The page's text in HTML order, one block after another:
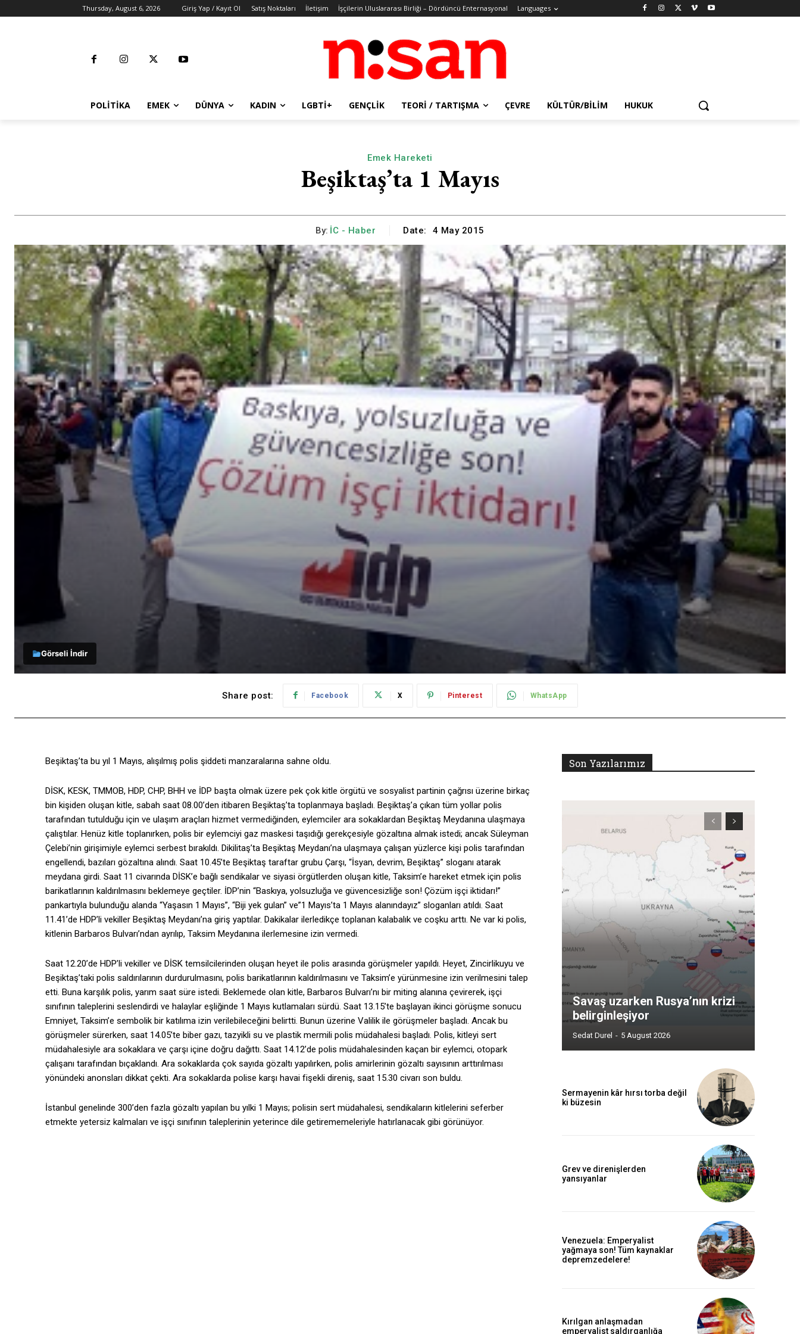
Thursday, August 6, 2026 Giriş Yap / Kayıt Ol Satış Noktaları İletişim İşçilerin Uluslararası Birliği – Dördüncü Enternasyonal Languages
POLITIKA EMEK DÜNYA KADIN LGBTİ+ GENÇLIK TEORI / TARTIŞMA ÇEVRE KÜLTÜR/BILIM HUKUK
Emek Hareketi
Beşiktaş’ta 1 Mayıs
By: İC - Haber Date: 4 May 2015
Görseli İndir
Share post: Facebook X Pinterest WhatsApp
Beşiktaş’ta bu yıl 1 Mayıs, alışılmış polis şiddeti manzaralarına sahne oldu.
DİSK, KESK, TMMOB, HDP, CHP, BHH ve İDP başta olmak üzere pek çok kitle örgütü ve sosyalist partinin çağrısı üzerine birkaç
bin kişiden oluşan kitle, sabah saat 08.00’den itibaren Beşiktaş’ta toplanmaya başladı. Beşiktaş’a çıkan tüm yollar polis
tarafından tutulduğu için ve ulaşım araçları hizmet vermediğinden, eylemciler ara sokaklardan Beşiktaş Meydanına ulaşmaya
çalıştılar. Henüz kitle toplanırken, polis bir eylemciyi gaz maskesi taşıdığı gerekçesiyle gözaltına almak istedi; ancak Süleyman
Çelebi’nin girişimiyle eylemci serbest bırakıldı. Dikilitaş’ta Beşiktaş Meydanı’na ulaşmaya çalışan yüzlerce kişi polis tarafından
engellendi, bazıları gözaltına alındı. Saat 10.45’te Beşiktaş taraftar grubu Çarşı, “İsyan, devrim, Beşiktaş” sloganı atarak
meydana girdi. Saat 11 civarında DİSK’e bağlı sendikalar ve siyasi örgütlerden oluşan kitle, Taksim’e hareket etmek için polis
barikatlarının kaldırılmasını beklemeye geçtiler. İDP’nin “Baskıya, yolsuzluğa ve güvencesizliğe son! Çözüm işçi iktidarı!”
pankartıyla bulunduğu alanda “Yaşasın 1 Mayıs”, “Biji yek gulan” ve”1 Mayıs’ta 1 Mayıs alanındayız” sloganları atıldı. Saat
11.41’de HDP’li vekiller Beşiktaş Meydanı’na giriş yaptılar. Dakikalar ilerledikçe toplanan kalabalık ve coşku arttı. Ne var ki polis,
kitlenin Barbaros Bulvarı’ndan ayrılıp, Taksim Meydanına ilerlemesine izin vermedi.
Saat 12.20’de HDP’li vekiller ve DİSK temsilcilerinden oluşan heyet ile polis arasında görüşmeler yapıldı. Heyet, Zincirlikuyu ve
Beşiktaş’taki polis saldırılarının durdurulmasını, polis barikatlarının kaldırılmasını ve Taksim’e yürünmesine izin verilmesini talep
etti. Buna karşılık polis, yarım saat süre istedi. Beklemede olan kitle, Barbaros Bulvarı’nı bir miting alanına çevirerek, işçi
sınıfının taleplerini seslendirdi ve halaylar eşliğinde 1 Mayıs kutlamaları sürdü. Saat 13.15’te başlayan ikinci görüşme sonucu
Emniyet, Taksim’e sembolik bir katılıma izin verilebileceğini belirtti. Bunun üzerine Valilik ile görüşmeler başladı. Ancak bu
görüşmeler sürerken, saat 14.05’te biber gazı, tazyikli su ve plastik mermili polis müdahalesi başladı. Polis, kitleyi sert
müdahalesiyle ara sokaklara ve çarşı içine doğru dağıttı. Saat 14.12’de polis müdahalesinden kaçan bir eylemci, otopark
çalışanı tarafından bıçaklandı. Ara sokaklarda çok sayıda gözaltı yapılırken, polis amirlerinin gözaltı sayısının arttırılması
yönündeki anonsları dikkat çekti. Ara sokaklarda polise karşı havai fişekli direniş, saat 15.30 civarı son buldu.
İstanbul genelinde 300’den fazla gözaltı yapılan bu yılki 1 Mayıs; polisin sert müdahalesi, sendikaların kitlelerini seferber
etmekte yetersiz kalmaları ve işçi sınıfının taleplerinin yeterince dile getirememeleriyle hatırlanacak gibi görünüyor.
Son Yazılarımız
Savaş uzarken Rusya’nın krizi
belirginleşiyor
Sedat Durel - 5 August 2026
Sermayenin kâr hırsı torba değil
ki büzesin
Grev ve direnişlerden
yansıyanlar
Venezuela: Emperyalist
yağmaya son! Tüm kaynaklar
depremzedelere!
Kırılgan anlaşmadan
emperyalist saldırganlığa